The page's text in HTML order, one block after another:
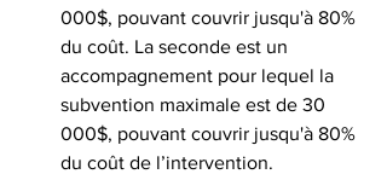
000$, pouvant couvrir jusqu'à 80%
du coût. La seconde est un
accompagnement pour lequel la
subvention maximale est de 30
000$, pouvant couvrir jusqu'à 80%
du coût de l’intervention.